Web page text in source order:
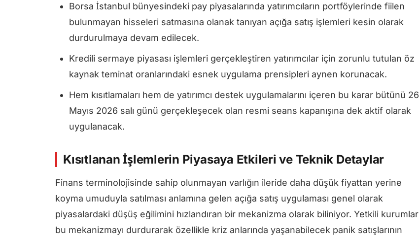
Borsa İstanbul bünyesindeki pay piyasalarında yatırımcıların portföylerinde fiilen
bulunmayan hisseleri satmasına olanak tanıyan açığa satış işlemleri kesin olarak
durdurulmaya devam edilecek.
Kredili sermaye piyasası işlemleri gerçekleştiren yatırımcılar için zorunlu tutulan öz
kaynak teminat oranlarındaki esnek uygulama prensipleri aynen korunacak.
Hem kısıtlamaları hem de yatırımcı destek uygulamalarını içeren bu karar bütünü 26
Mayıs 2026 salı günü gerçekleşecek olan resmi seans kapanışına dek aktif olarak
uygulanacak.
Kısıtlanan İşlemlerin Piyasaya Etkileri ve Teknik Detaylar
Finans terminolojisinde sahip olunmayan varlığın ileride daha düşük fiyattan yerine
koyma umuduyla satılması anlamına gelen açığa satış uygulaması genel olarak
piyasalardaki düşüş eğilimini hızlandıran bir mekanizma olarak biliniyor. Yetkili kurumlar
bu mekanizmayı durdurarak özellikle kriz anlarında yaşanabilecek panik satışlarının